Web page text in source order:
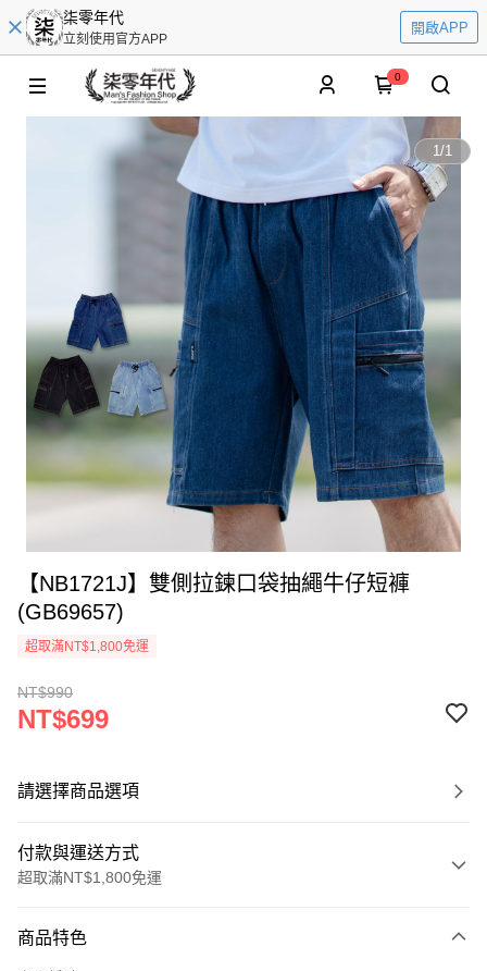
柒零年代
立刻使用官方APP
開啟APP
0
1/1
【NB1721J】雙側拉鍊口袋抽繩牛仔短褲
(GB69657)
超取滿NT$1,800免運
NT$990
NT$699
請選擇商品選項
付款與運送方式
超取滿NT$1,800免運
信用卡一次付款
商品特色